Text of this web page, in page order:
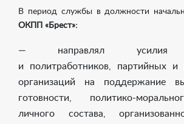
В период службы в должности
ОКПП «Брест»:
— направлял усилия
и политработников, партийных и
организаций на поддержание
готовности, политико-
личного состава,